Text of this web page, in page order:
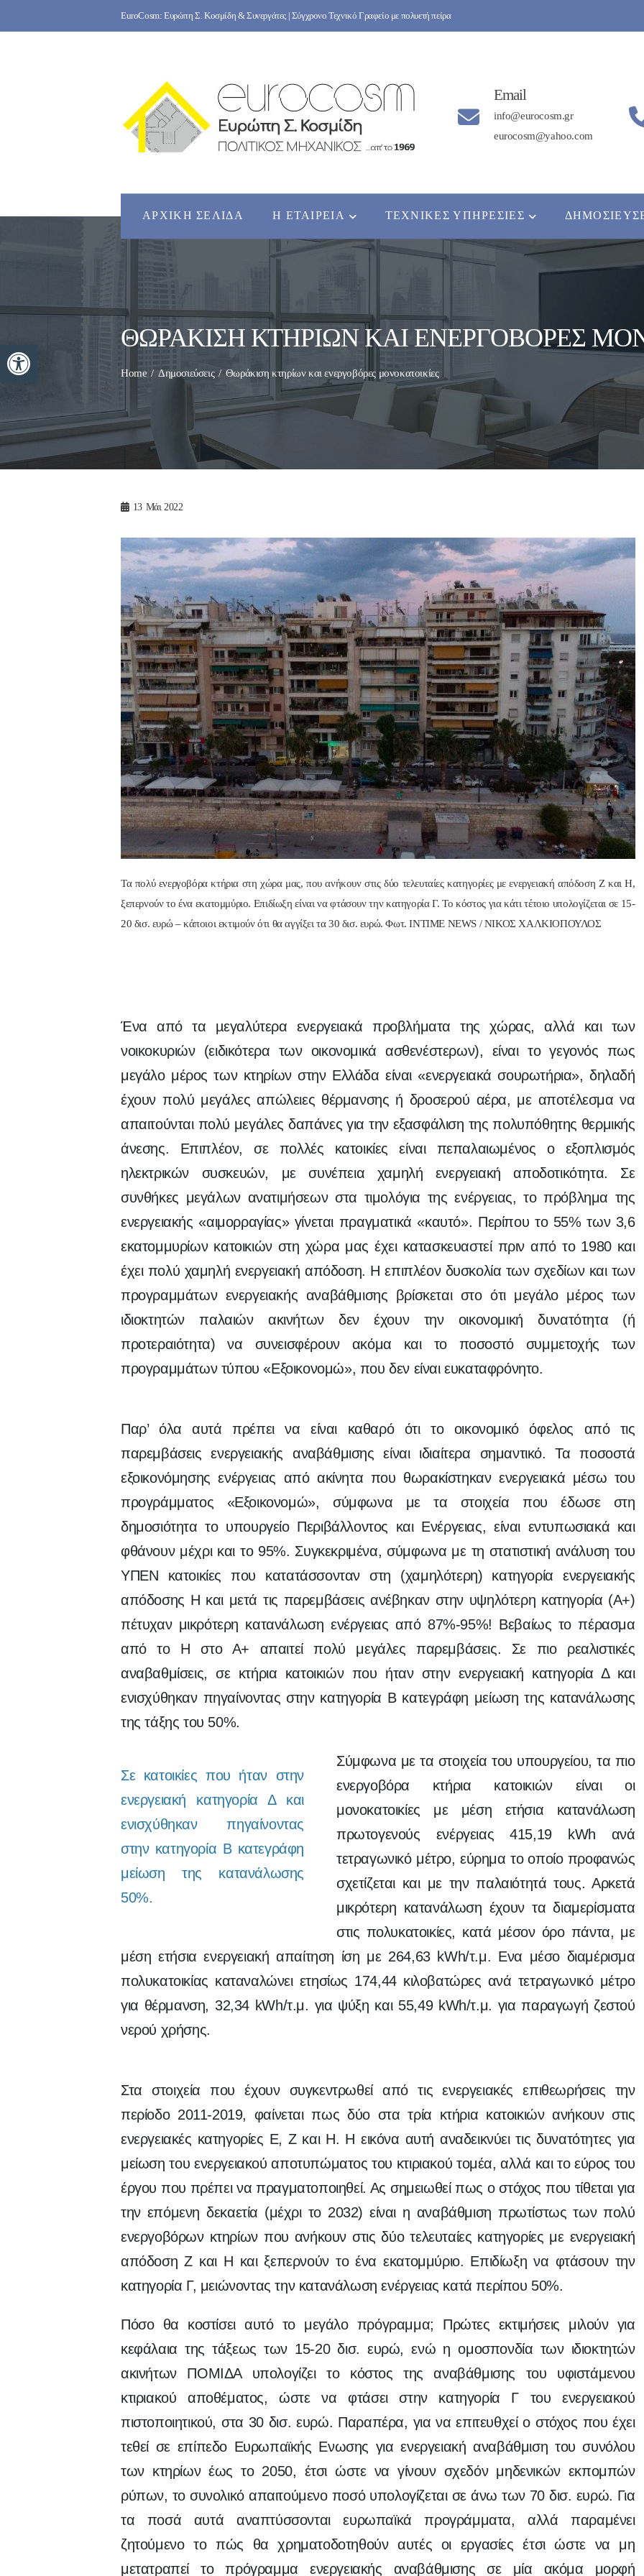
Ανοίξτε τη γραμμή εργαλείων
to
EuroCosm: Ευρώπη Σ. Κοσμίδη & Συνεργάτες | Σύγχρονο Τεχνικό Γραφείο με πολυετή πείρα
Email
info@eurocosm.gr
eurocosm@yahoo.com
ΑΡΧΙΚΉ ΣΕΛΊΔΑ Η ΕΤΑΙΡΕΊΑ ΤΕΧΝΙΚΈΣ ΥΠΗΡΕΣΊΕΣ
ΘΩΡΆΚΙΣΗ ΚΤΗΡΊΩΝ ΚΑΙ ΕΝΕΡΓΟΒΌΡΕΣ
Home Δημοσιεύσεις Θωράκιση κτηρίων και ενεργοβόρες μονοκατοικίες
13 Μάι 2022
Τα πολύ ενεργοβόρα κτήρια στη χώρα μας, που ανήκουν στις δύο τελευταίες κατηγορίες με ενεργειακή απόδοση Ζ και Η,
ξεπερνούν το ένα εκατομμύριο. Επιδίωξη είναι να φτάσουν την κατηγορία Γ. Το κόστος για κάτι τέτοιο υπολογίζεται σε 15-
20 δισ. ευρώ – κάποιοι εκτιμούν ότι θα αγγίξει τα 30 δισ. ευρώ. Φωτ. INTIME NEWS / ΝΙΚΟΣ ΧΑΛΚΙΟΠΟΥΛΟΣ
Ένα από τα µεγαλύτερα ενεργειακά προβλήματα της χώρας, αλλά και των
νοικοκυριών (ειδικότερα των οικονομικά ασθενέστερων), είναι το γεγονός πως
μεγάλο μέρος των κτηρίων στην Ελλάδα είναι «ενεργειακά σουρωτήρια», δηλαδή
έχουν πολύ μεγάλες απώλειες θέρμανσης ή δροσερού αέρα, με αποτέλεσμα να
απαιτούνται πολύ μεγάλες δαπάνες για την εξασφάλιση της πολυπόθητης θερμικής
άνεσης. Επιπλέον, σε πολλές κατοικίες είναι πεπαλαιωμένος ο εξοπλισμός
ηλεκτρικών συσκευών, με συνέπεια χαμηλή ενεργειακή αποδοτικότητα. Σε
συνθήκες μεγάλων ανατιμήσεων στα τιμολόγια της ενέργειας, το πρόβλημα της
ενεργειακής «αιμορραγίας» γίνεται πραγματικά «καυτό». Περίπου το 55% των 3,6
εκατομμυρίων κατοικιών στη χώρα μας έχει κατασκευαστεί πριν από το 1980 και
έχει πολύ χαμηλή ενεργειακή απόδοση. Η επιπλέον δυσκολία των σχεδίων και των
προγραμμάτων ενεργειακής αναβάθμισης βρίσκεται στο ότι μεγάλο μέρος των
ιδιοκτητών παλαιών ακινήτων δεν έχουν την οικονομική δυνατότητα (ή
προτεραιότητα) να συνεισφέρουν ακόμα και το ποσοστό συμμετοχής των
προγραμμάτων τύπου «Εξοικονομώ», που δεν είναι ευκαταφρόνητο.
Παρ’ όλα αυτά πρέπει να είναι καθαρό ότι το οικονομικό όφελος από τις
παρεμβάσεις ενεργειακής αναβάθμισης είναι ιδιαίτερα σημαντικό. Τα ποσοστά
εξοικονόμησης ενέργειας από ακίνητα που θωρακίστηκαν ενεργειακά μέσω του
προγράμματος «Εξοικονομώ», σύμφωνα με τα στοιχεία που έδωσε στη
δημοσιότητα το υπουργείο Περιβάλλοντος και Ενέργειας, είναι εντυπωσιακά και
φθάνουν μέχρι και το 95%. Συγκεκριμένα, σύμφωνα με τη στατιστική ανάλυση του
ΥΠΕΝ κατοικίες που κατατάσσονταν στη (χαμηλότερη) κατηγορία ενεργειακής
απόδοσης Η και μετά τις παρεμβάσεις ανέβηκαν στην υψηλότερη κατηγορία (Α+)
πέτυχαν μικρότερη κατανάλωση ενέργειας από 87%-95%! Βεβαίως το πέρασμα
από το Η στο Α+ απαιτεί πολύ μεγάλες παρεμβάσεις. Σε πιο ρεαλιστικές
αναβαθμίσεις, σε κτήρια κατοικιών που ήταν στην ενεργειακή κατηγορία Δ και
ενισχύθηκαν πηγαίνοντας στην κατηγορία Β κατεγράφη μείωση της κατανάλωσης
της τάξης του 50%.
Σε κατοικίες που ήταν στην
ενεργειακή κατηγορία Δ και
ενισχύθηκαν πηγαίνοντας
στην κατηγορία Β κατεγράφη
μείωση της κατανάλωσης
50%.
Σύμφωνα με τα στοιχεία του υπουργείου, τα πιο
ενεργοβόρα κτήρια κατοικιών είναι οι
μονοκατοικίες με μέση ετήσια κατανάλωση
πρωτογενούς ενέργειας 415,19 kWh ανά
τετραγωνικό μέτρο, εύρημα το οποίο προφανώς
σχετίζεται και με την παλαιότητά τους. Αρκετά
μικρότερη κατανάλωση έχουν τα διαμερίσματα
στις πολυκατοικίες, κατά μέσον όρο πάντα, με
μέση ετήσια ενεργειακή απαίτηση ίση με 264,63 kWh/τ.μ. Ενα μέσο διαμέρισμα
πολυκατοικίας καταναλώνει ετησίως 174,44 κιλοβατώρες ανά τετραγωνικό μέτρο
για θέρμανση, 32,34 kWh/τ.μ. για ψύξη και 55,49 kWh/τ.μ. για παραγωγή ζεστού
νερού χρήσης.
Στα στοιχεία που έχουν συγκεντρωθεί από τις ενεργειακές επιθεωρήσεις την
περίοδο 2011-2019, φαίνεται πως δύο στα τρία κτήρια κατοικιών ανήκουν στις
ενεργειακές κατηγορίες Ε, Ζ και Η. Η εικόνα αυτή αναδεικνύει τις δυνατότητες για
μείωση του ενεργειακού αποτυπώματος του κτιριακού τομέα, αλλά και το εύρος του
έργου που πρέπει να πραγματοποιηθεί. Ας σημειωθεί πως ο στόχος που τίθεται για
την επόμενη δεκαετία (μέχρι το 2032) είναι η αναβάθμιση πρωτίστως των πολύ
ενεργοβόρων κτηρίων που ανήκουν στις δύο τελευταίες κατηγορίες με ενεργειακή
απόδοση Ζ και Η και ξεπερνούν το ένα εκατομμύριο. Επιδίωξη να φτάσουν την
κατηγορία Γ, μειώνοντας την κατανάλωση ενέργειας κατά περίπου 50%.
Πόσο θα κοστίσει αυτό το μεγάλο πρόγραμμα; Πρώτες εκτιμήσεις μιλούν για
κεφάλαια της τάξεως των 15-20 δισ. ευρώ, ενώ η ομοσπονδία των ιδιοκτητών
ακινήτων ΠΟΜΙΔΑ υπολογίζει το κόστος της αναβάθμισης του υφιστάμενου
κτιριακού αποθέματος, ώστε να φτάσει στην κατηγορία Γ του ενεργειακού
πιστοποιητικού, στα 30 δισ. ευρώ. Παραπέρα, για να επιτευθχεί ο στόχος που έχει
τεθεί σε επίπεδο Ευρωπαϊκής Ενωσης για ενεργειακή αναβάθμιση του συνόλου
των κτηρίων έως το 2050, έτσι ώστε να γίνουν σχεδόν μηδενικών εκπομπών
ρύπων, το συνολικό απαιτούμενο ποσό υπολογίζεται σε άνω των 70 δισ. ευρώ. Για
τα ποσά αυτά αναπτύσσονται ευρωπαϊκά προγράμματα, αλλά παραμένει
ζητούμενο το πώς θα χρηματοδοτηθούν αυτές οι εργασίες έτσι ώστε να μη
μετατραπεί το πρόγραμμα ενεργειακής αναβάθμισης σε μία ακόμα μορφή
Nik Nikolopoulos
πριν από 2 έτη
Άψογη στη συνεργασία ,
αποτελεσματική,Συνεπής,κ
ατατοπιστική.Με λίγα
λόγια άριστη
Επαγγελματίας ,πάντα με
το χαμόγελο.Την
Ευχαριστώ πολύ και την
ΣΥΣΤΗΝΩ ανεπιφύλακτα..
ManosBX
πριν από 2 έτη
Επαγγελματίας  Άψογη
συνεργασία